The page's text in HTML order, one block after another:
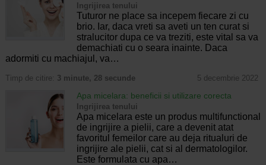
Ingrijirea tenului
Tuturor ne place sa incepem fiecare zi cu
brio. Iar, daca vreti sa aveti un ten curat si
stralucitor dupa ce va treziti, este vital sa va
demachiati cu o seara inainte. Daca
adormiti cu machiajul, va…
Timp de citire: 3 minute, 28 secunde 5 decembrie 2022
Apa micelara: beneficii si utilizare corecta
Ingrijirea tenului
Apa micelara este un produs multifunctional
de ingrijire a pielii, care a devenit atat
favoritul femeilor care au deja ritualuri de
ingrijire ale pielii, cat si al dermatologilor.
Este formulata cu apa…